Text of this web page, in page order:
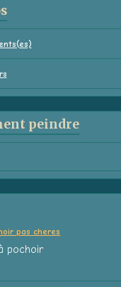
peindre
pochoir